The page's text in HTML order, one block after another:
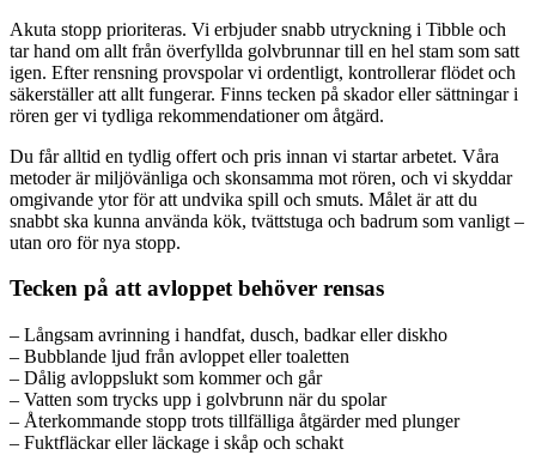
Akuta stopp prioriteras. Vi erbjuder snabb utryckning i Tibble och
tar hand om allt från överfyllda golvbrunnar till en hel stam som satt
igen. Efter rensning provspolar vi ordentligt, kontrollerar flödet och
säkerställer att allt fungerar. Finns tecken på skador eller sättningar i
rören ger vi tydliga rekommendationer om åtgärd.
Du får alltid en tydlig offert och pris innan vi startar arbetet. Våra
metoder är miljövänliga och skonsamma mot rören, och vi skyddar
omgivande ytor för att undvika spill och smuts. Målet är att du
snabbt ska kunna använda kök, tvättstuga och badrum som vanligt –
utan oro för nya stopp.
Tecken på att avloppet behöver rensas
– Långsam avrinning i handfat, dusch, badkar eller diskho
– Bubblande ljud från avloppet eller toaletten
– Dålig avloppslukt som kommer och går
– Vatten som trycks upp i golvbrunn när du spolar
– Återkommande stopp trots tillfälliga åtgärder med plunger
– Fuktfläckar eller läckage i skåp och schakt